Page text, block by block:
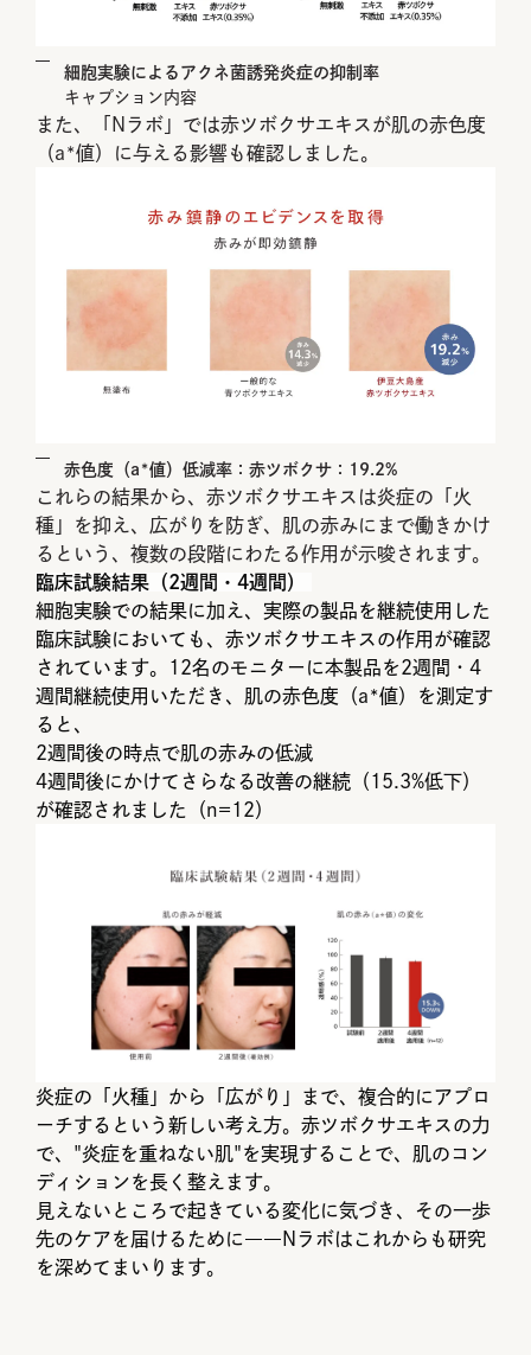
細胞実験によるアクネ菌誘発炎症の抑制率
キャプション内容
また、「Nラボ」では赤ツボクサエキスが肌の赤色度
（a*値）に与える影響も確認しました。
赤色度（a*値）低減率：赤ツボクサ：19.2%
これらの結果から、赤ツボクサエキスは炎症の「火
種」を抑え、広がりを防ぎ、肌の赤みにまで働きかけ
るという、複数の段階にわたる作用が示唆されます。
臨床試験結果（2週間・4週間）
細胞実験での結果に加え、実際の製品を継続使用した
臨床試験においても、赤ツボクサエキスの作用が確認
されています。12名のモニターに本製品を2週間・4
週間継続使用いただき、肌の赤色度（a*値）を測定す
ると、
2週間後の時点で肌の赤みの低減
4週間後にかけてさらなる改善の継続（15.3%低下）
が確認されました（n=12）
炎症の「火種」から「広がり」まで、複合的にアプロ
ーチするという新しい考え方。赤ツボクサエキスの力
で、"炎症を重ねない肌"を実現することで、肌のコン
ディションを長く整えます。
見えないところで起きている変化に気づき、その一歩
先のケアを届けるために――Nラボはこれからも研究
を深めてまいります。